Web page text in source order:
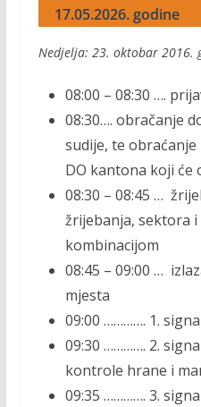
17.05.2026. godine
Nedjelja: 23. oktobar 2016.
08:00 – 08:30 ….
08:30…. obračanje
sudije, te obraćanje
DO kantona koji
08:30 – 08:45 …
žrijebanja, sektora
kombinacijom
08:45 – 09:00 …
mjesta
09:00 …………. 1.
09:30 …………. 2.
kontrole hrane i
09:35 …………. 3.